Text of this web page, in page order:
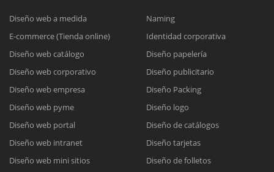
Diseño web a medida
E-commerce (Tienda online)
Diseño web catálogo
Diseño web corporativo
Diseño web empresa
Diseño web pyme
Diseño web portal
Diseño web intranet
Diseño web mini sitios
Naming
Identidad corporativa
Diseño papelería
Diseño publicitario
Diseño Packing
Diseño logo
Diseño de catálogos
Diseño tarjetas
Diseño de folletos